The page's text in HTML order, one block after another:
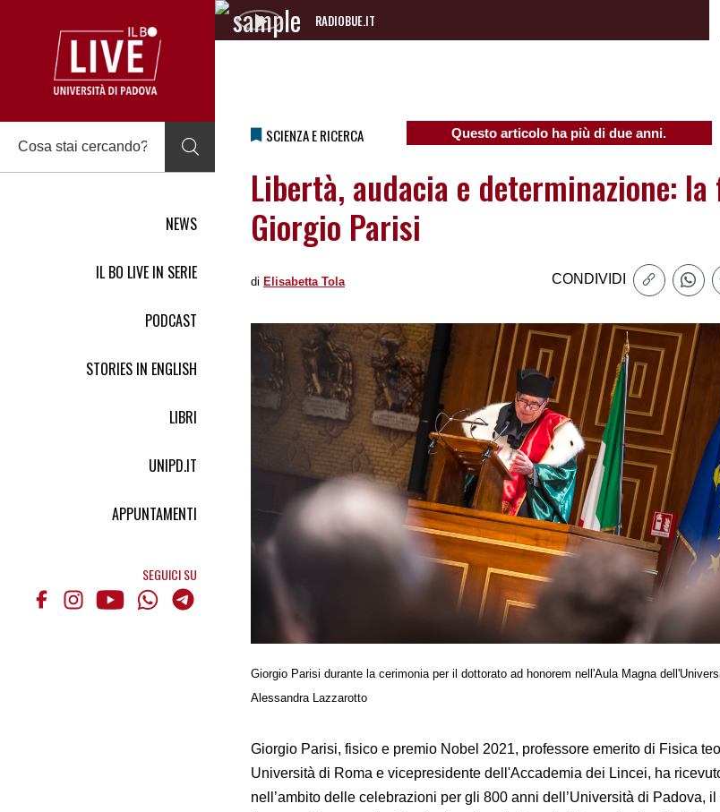
NEWS
IL BO LIVE IN SERIE
PODCAST
STORIES IN ENGLISH
LIBRI
UNIPD.IT
APPUNTAMENTI
SEGUICI SU
RADIOBUE.IT
Audio
SCIENZA E RICERCA Questo articolo ha più di due anni.
Libertà, audacia e determinazione:
Giorgio Parisi
di Elisabetta Tola CONDIVIDI
Giorgio Parisi durante la cerimonia per il dottorato ad honorem nell'Aula Magna
Alessandra Lazzarotto
Giorgio Parisi, fisico e premio Nobel 2021, professore emerito di Fisica
Università di Roma e vicepresidente dell'Accademia dei Lincei, ha
nell’ambito delle celebrazioni per gli 800 anni dell’Università di Padova,